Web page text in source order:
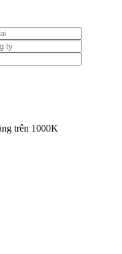
trên1000K